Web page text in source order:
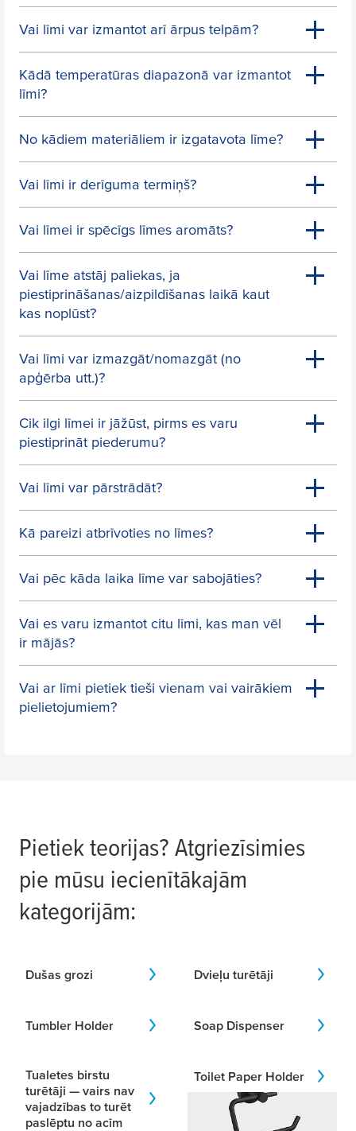
Vai līmi var izmantot arī ārpus telpām?
Kādā temperatūras diapazonā var izmantot
līmi?
No kādiem materiāliem ir izgatavota līme?
Vai līmi ir derīguma termiņš?
Vai līmei ir spēcīgs līmes aromāts?
Vai līme atstāj paliekas, ja
piestiprināšanas/aizpildīšanas laikā kaut
kas noplūst?
Vai līmi var izmazgāt/nomazgāt (no
apģērba utt.)?
Cik ilgi līmei ir jāžūst, pirms es varu
piestiprināt piederumu?
Vai līmi var pārstrādāt?
Kā pareizi atbrīvoties no līmes?
Vai pēc kāda laika līme var sabojāties?
Vai es varu izmantot citu līmi, kas man vēl
ir mājās?
Vai ar līmi pietiek tieši vienam vai vairākiem
pielietojumiem?
Pietiek teorijas? Atgriezīsimies
pie mūsu iecienītākajām
kategorijām:
Dušas grozi Dvieļu turētāji
Tumbler Holder Soap Dispenser
Tualetes birstu
turētāji — vairs nav
vajadzības to turēt
paslēptu no acīm
Toilet Paper Holder